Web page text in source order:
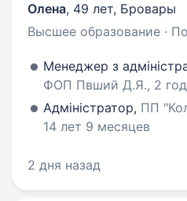
Олена, 49 лет, Бровары
Высшее образование ·
Менеджер з
ФОП Пвший Д.Я., 2
Адміністратор, ПП
14 лет 9 месяцев
2 дня назад